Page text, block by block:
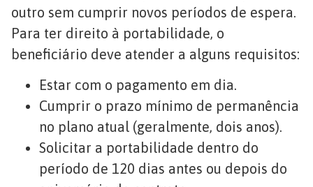
outro sem cumprir novos períodos de espera.
Para ter direito à portabilidade, o
beneficiário deve atender a alguns requisitos:
Estar com o pagamento em dia.
Cumprir o prazo mínimo de permanência
no plano atual (geralmente, dois anos).
Solicitar a portabilidade dentro do
período de 120 dias antes ou depois do